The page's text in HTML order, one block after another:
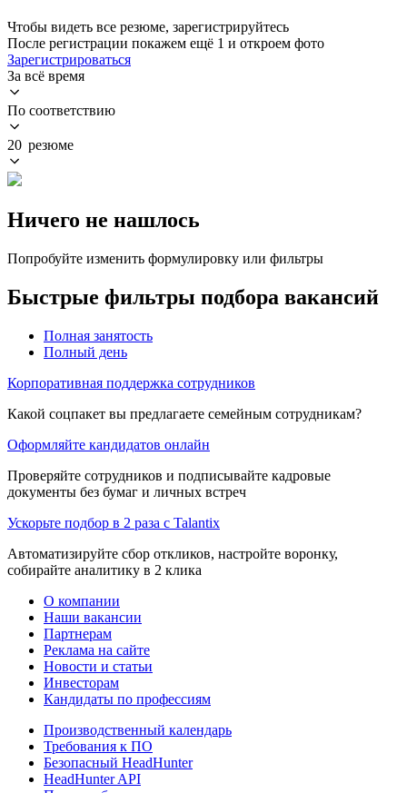
Чтобы видеть все резюме, зарегистрируйтесь
После регистрации покажем ещё 1 и откроем фото
Зарегистрироваться
За всё время
По соответствию
20 резюме
Ничего не нашлось
Попробуйте изменить формулировку или фильтры
Быстрые фильтры подбора вакансий
Полная занятость
Полный день
Корпоративная поддержка сотрудников
Какой соцпакет вы предлагаете семейным сотрудникам?
Оформляйте кандидатов онлайн
Проверяйте сотрудников и подписывайте кадровые
документы без бумаг и личных встреч
Ускорьте подбор в 2 раза с Talantix
Автоматизируйте сбор откликов, настройте воронку,
собирайте аналитику в 2 клика
О компании
Наши вакансии
Партнерам
Реклама на сайте
Новости и статьи
Инвесторам
Кандидаты по профессиям
Производственный календарь
Требования к ПО
Безопасный HeadHunter
HeadHunter API